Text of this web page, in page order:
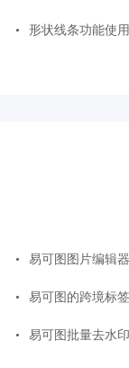
形状线条功能使
易可图图片编辑
易可图的跨境标
易可图批量去水